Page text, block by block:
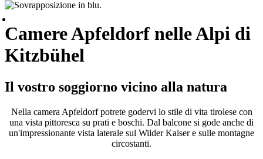
Camere Apfeldorf nelle Alpi di
Kitzbühel
Il vostro soggiorno vicino alla natura
Nella camera Apfeldorf potrete godervi lo stile di vita tirolese con
una vista pittoresca su prati e boschi. Dal balcone si gode anche di
un'impressionante vista laterale sul Wilder Kaiser e sulle montagne
circostanti.